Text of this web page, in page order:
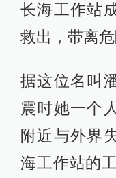
长海工作站
救出，带离危
据这位名叫
震时她一个
附近与外界
海工作站的